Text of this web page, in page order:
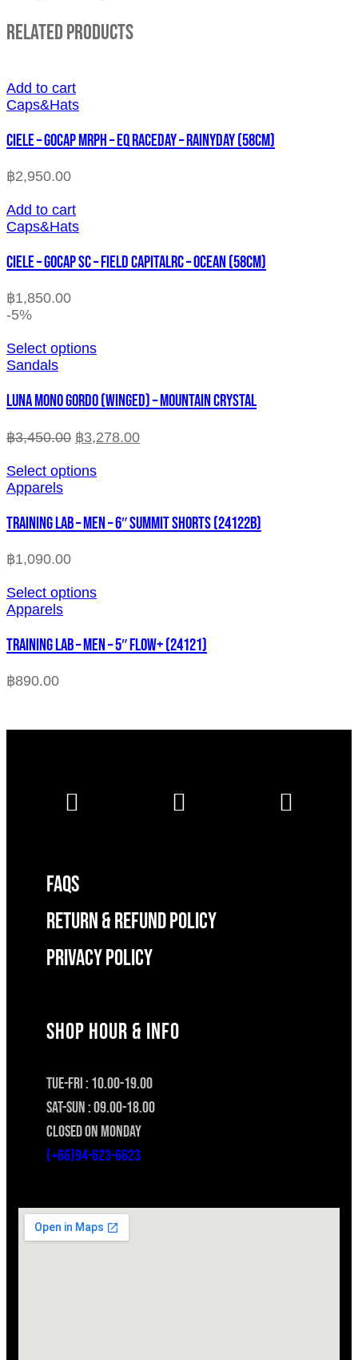
Related Products
Add to cart
Caps&Hats
CIELE – GOCAP MRPH – EQ RACEDAY – RAINYDAY (58cm)
฿2,950.00
Add to cart
Caps&Hats
CIELE – GOCAP SC – FIELD CAPITALRC – OCEAN (58cm)
฿1,850.00
-5%
Select options
Sandals
LUNA MONO GORDO (WINGED) – MOUNTAIN CRYSTAL
฿3,450.00 ฿3,278.00
Select options
Apparels
TRAINING LAB – MEN – 6″ SUMMIT SHORTS (24122B)
฿1,090.00
Select options
Apparels
TRAINING LAB – MEN – 5″ FLOW+ (24121)
฿890.00
FAQS
RETURN & REFUND POLICY
Privacy Policy
SHOP HOUR & INFO
TUE-FRI : 10.00-19.00
SAT-SUN : 09.00-18.00
CLOSED ON MONDAY
(+66)94-623-6623